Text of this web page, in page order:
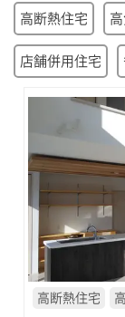
高断熱住宅
店舗併用住宅
高断熱住宅